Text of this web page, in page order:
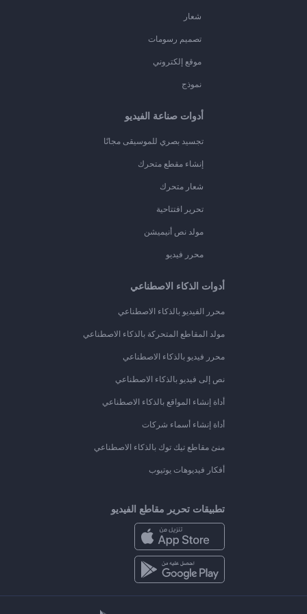
شعار
تصميم رسومات
موقع إلكتروني
نموذج
أدوات صناعة الفيديو
تجسيد بصري للموسيقى مجانًا
إنشاء مقطع متحرك
شعار متحرك
تحرير افتتاحية
مولد نص أنيميشن
محرر فيديو
أدوات الذكاء الاصطناعي
محرر الفيديو بالذكاء الاصطناعي
مولد المقاطع المتحركة بالذكاء الاصطناعي
محرر فيديو بالذكاء الاصطناعي
نص إلى فيديو بالذكاء الاصطناعي
أداة إنشاء المواقع بالذكاء الاصطناعي
أداة إنشاء أسماء شركات
منئ مقاطع تيك توك بالذكاء الاصطناعي
أفكار فيديوهات يوتيوب
تطبيقات تحرير مقاطع الفيديو